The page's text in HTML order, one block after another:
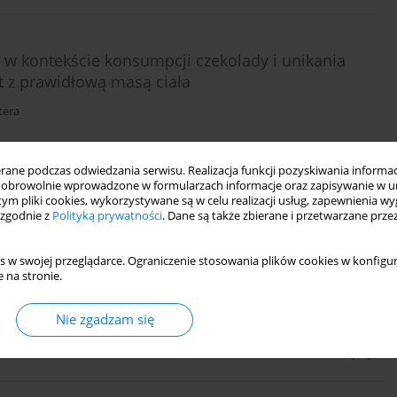
podczas odwiedzania serwisu. Realizacja funkcji pozyskiwania
wprowadzone w formularzach informacje oraz zapisywanie w
pliki cookies, wykorzystywane są w celu realizacji usług, zapewnienia
z Polityką prywatności. Dane są także zbierane i przetwarzane
w swojej przeglądarce. Ograniczenie stosowania plików cookies w
na stronie.
Nie zgadzam się
kontekście konsumpcji czekolady i unikania
prawidłową masą ciała
Statystyki
z zaburzeniami odżywiania się. Badania na